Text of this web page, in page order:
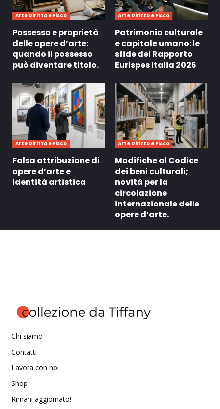
Arte Diritto e Fisco
Possesso e proprietà
delle opere d’arte:
quando il possesso
può diventare titolo.
Arte Diritto e Fisco
Patrimonio culturale
e capitale umano: le
sfide del Rapporto
Eurispes Italia 2026
Arte Diritto e Fisco
Falsa attribuzione di
opere d’arte e
identità artistica
Arte Diritto e Fisco
Modifiche al Codice
dei beni culturali;
novità per la
circolazione
internazionale delle
opere d’arte.
Chi siamo
Contatti
Lavora con noi
Shop
Rimani aggiornato!